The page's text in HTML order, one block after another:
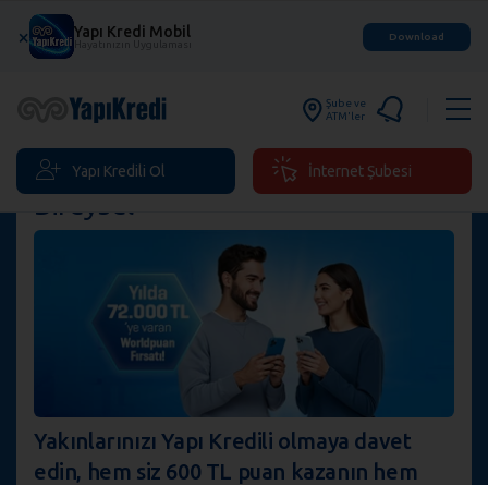
× Yapı Kredi Mobil
Hayatınızın Uygulaması
Download
Şube ve
ATM'ler
Yapı Kredili Ol İnternet Şubesi
Bireysel
Yakınlarınızı Yapı Kredili olmaya davet
edin, hem siz 600 TL puan kazanın hem